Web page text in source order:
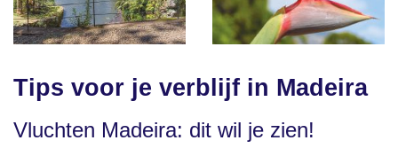
Tips voor je verblijf in Madeira
Vluchten Madeira: dit wil je zien!